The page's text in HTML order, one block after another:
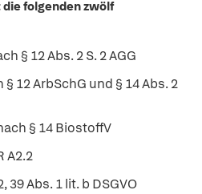
folgenden zwölf
§ 12 Abs. 2 S. 2 AGG
12 ArbSchG und § 14 Abs. 2
§ 14 BiostoffV
A2.2
39 Abs. 1 lit. b DSGVO